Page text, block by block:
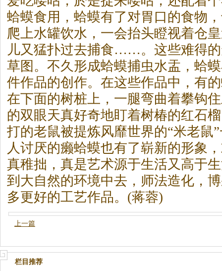
蛤蟆食用，蛤蟆有了对胃口的食物
爬上水罐饮水，一会抬头瞪视着仓
儿又猛扑过去捕食……。这些难得
草图。不久形成蛤蟆捕虫水盂，蛤
件作品的创作。在这些作品中，有
在下面的树桩上，一腿弯曲着攀钩
的双眼天真好奇地盯着树椿的红石
打的老鼠被提炼风靡世界的“米老鼠
人讨厌的癞蛤蟆也有了崭新的形象
真稚拙，真是艺术源于生活又高于
到大自然的环境中去，师法造化，
多更好的工艺作品。(蒋蓉)
上一篇
栏目推荐